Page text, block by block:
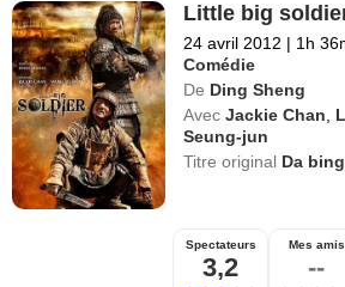
Little big
24 avril 2012 | 1h
Comédie
De Ding Sheng
Avec Jackie Chan,
Seung-jun
Titre original Da
Spectateurs
3,2
Mes amis
--